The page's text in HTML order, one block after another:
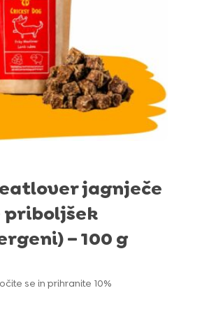
jagnječe
priboljšek
– 100 g
se in prihranite 10%